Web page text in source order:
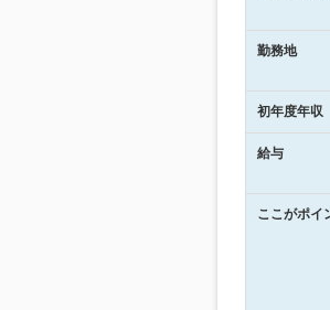
勤務地
初年度年収
給与
ここがポイ